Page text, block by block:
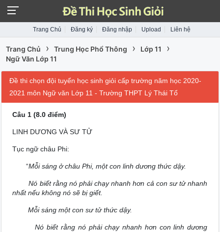
Trang Chủ Đăng ký Đăng nhập Upload Liên hệ
Trang Chủ › Trung Học Phổ Thông › Lớp 11 ›
Ngữ Văn Lớp 11
Đề thi chọn đội tuyển học sinh giỏi cấp trường năm học 2020-
2021 môn Ngữ văn Lớp 11 - Trường THPT Lý Thái Tổ
Câu 1 (8.0 điểm)
LINH DƯƠNG VÀ SƯ TỬ
Tục ngữ châu Phi:
“Mỗi sáng ở châu Phi, một con linh dương thức dậy.
Nó biết rằng nó phải chạy nhanh hơn cả con sư tử nhanh
nhất nếu không nó sẽ bị giết.
Mỗi sáng một con sư tử thức dậy.
Nó biết rằng nó phải chạy nhanh hơn con linh dương